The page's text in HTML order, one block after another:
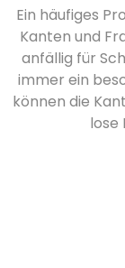
Ein häufiges
Kanten und
anfällig für
immer ein
können die
lose